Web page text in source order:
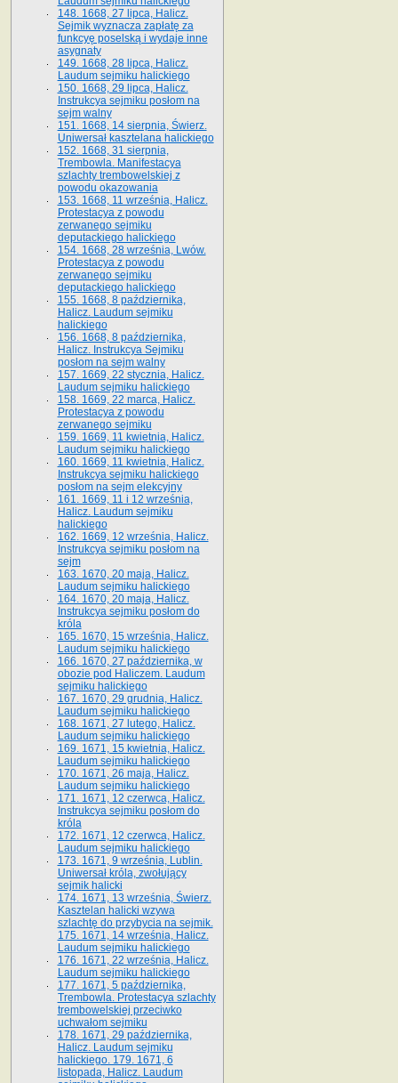
148. 1668, 27 lipca, Halicz.
Sejmik wyznacza zapłatę za
funkcyę poselską i wydaje inne
asygnaty
149. 1668, 28 lipca, Halicz.
Laudum sejmiku halickiego
150. 1668, 29 lipca, Halicz.
Instrukcya sejmiku posłom na
sejm walny
151. 1668, 14 sierpnia, Świerz.
Uniwersał kasztelana halickiego
152. 1668, 31 sierpnia,
Trembowla. Manifestacya
szlachty trembowelskiej z
powodu okazowania
153. 1668, 11 września, Halicz.
Protestacya z powodu
zerwanego sejmiku
deputackiego halickiego
154. 1668, 28 września, Lwów.
Protestacya z powodu
zerwanego sejmiku
deputackiego halickiego
155. 1668, 8 października,
Halicz. Laudum sejmiku
halickiego
156. 1668, 8 października,
Halicz. Instrukcya Sejmiku
posłom na sejm walny
157. 1669, 22 stycznia, Halicz.
Laudum sejmiku halickiego
158. 1669, 22 marca, Halicz.
Protestacya z powodu
zerwanego sejmiku
159. 1669, 11 kwietnia, Halicz.
Laudum sejmiku halickiego
160. 1669, 11 kwietnia, Halicz.
Instrukcya sejmiku halickiego
posłom na sejm elekcyjny
161. 1669, 11 i 12 września,
Halicz. Laudum sejmiku
halickiego
162. 1669, 12 września, Halicz.
Instrukcya sejmiku posłom na
sejm
163. 1670, 20 maja, Halicz.
Laudum sejmiku halickiego
164. 1670, 20 maja, Halicz.
Instrukcya sejmiku posłom do
króla
165. 1670, 15 września, Halicz.
Laudum sejmiku halickiego
166. 1670, 27 października, w
obozie pod Haliczem. Laudum
sejmiku halickiego
167. 1670, 29 grudnia, Halicz.
Laudum sejmiku halickiego
168. 1671, 27 lutego, Halicz.
Laudum sejmiku halickiego
169. 1671, 15 kwietnia, Halicz.
Laudum sejmiku halickiego
170. 1671, 26 maja, Halicz.
Laudum sejmiku halickiego
171. 1671, 12 czerwca, Halicz.
Instrukcya sejmiku posłom do
króla
172. 1671, 12 czerwca, Halicz.
Laudum sejmiku halickiego
173. 1671, 9 września, Lublin.
Uniwersał króla, zwołujący
sejmik halicki
174. 1671, 13 września, Świerz.
Kasztelan halicki wzywa
szlachtę do przybycia na sejmik.
175. 1671, 14 września, Halicz.
Laudum sejmiku halickiego
176. 1671, 22 września, Halicz.
Laudum sejmiku halickiego
177. 1671, 5 października,
Trembowla. Protestacya szlachty
trembowelskiej przeciwko
uchwałom sejmiku
178. 1671, 29 października,
Halicz. Laudum sejmiku
halickiego. 179. 1671, 6
listopada, Halicz. Laudum